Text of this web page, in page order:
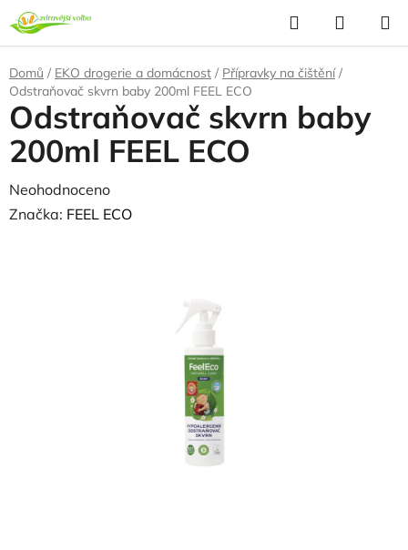
Přejít
na
obsah
Hledat
KOŠÍK
Domů / EKO drogerie a domácnost / Přípravky na čištění /
Odstraňovač skvrn baby 200ml FEEL ECO
Odstraňovač skvrn baby
200ml FEEL ECO
Průměrné
hodnocení
Neohodnoceno
Značka: FEEL ECO